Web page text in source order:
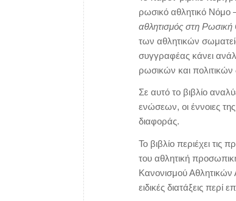
ρωσικό αθλητικό Νόμο
αθλητισμός στη
των αθλητικών
συγγραφέας κάνει
ρωσικών και πολιτικών
Σε αυτό το βιβλίο
ενώσεων, οι έννοιες
διαφοράς.
Το βιβλίο περιέχει τις
του αθλητική
Κανονισμού
ειδικές διατάξεις